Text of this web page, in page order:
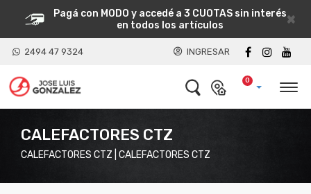
×
Pagá con MODO y accedé a 3 CUOTAS sin interés
en todos los artículos
2494 47 9324 INGRESAR
0
CALEFACTORES CTZ
CALEFACTORES CTZ | CALEFACTORES CTZ